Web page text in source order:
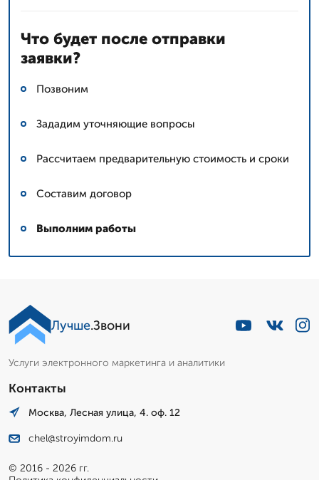
Что будет после отправки
заявки?
Позвоним
Зададим уточняющие вопросы
Рассчитаем предварительную стоимость и сроки
Составим договор
Выполним работы
Лучше.Звони
Услуги электронного маркетинга и аналитики
Контакты
Москва, Лесная улица, 4. оф. 12
chel@stroyimdom.ru
© 2016 - 2026 гг.